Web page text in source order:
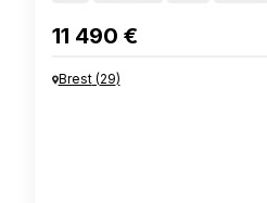
11 490 €
Brest(29)